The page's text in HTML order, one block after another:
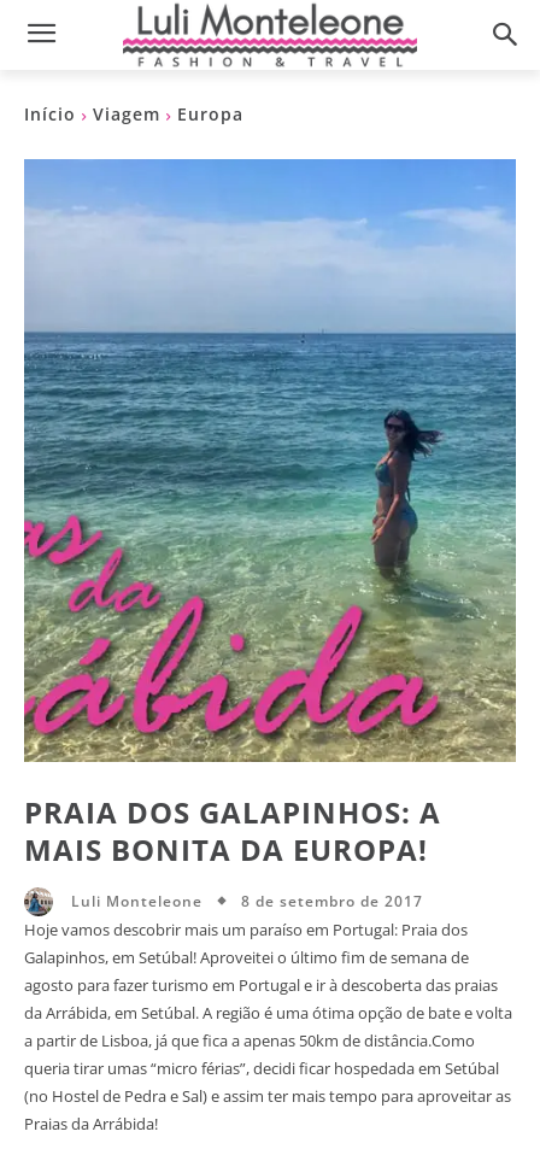
Início Viagem Europa
PRAIA DOS GALAPINHOS: A
MAIS BONITA DA EUROPA!
Luli Monteleone 8 de setembro de 2017
Hoje vamos descobrir mais um paraíso em Portugal: Praia dos
Galapinhos, em Setúbal! Aproveitei o último fim de semana de
agosto para fazer turismo em Portugal e ir à descoberta das praias
da Arrábida, em Setúbal. A região é uma ótima opção de bate e volta
a partir de Lisboa, já que fica a apenas 50km de distância.Como
queria tirar umas “micro férias”, decidi ficar hospedada em Setúbal
(no Hostel de Pedra e Sal) e assim ter mais tempo para aproveitar as
Praias da Arrábida!